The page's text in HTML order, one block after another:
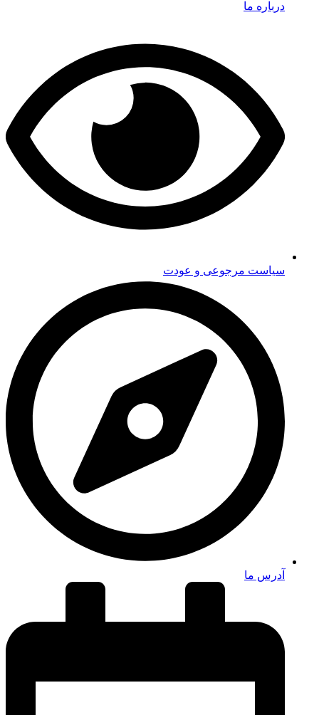
درباره ما
سیاست مرجوعی و عودت
آدرس ما